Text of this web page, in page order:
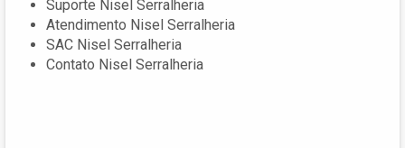
Suporte Nisel Serralheria
Atendimento Nisel Serralheria
SAC Nisel Serralheria
Contato Nisel Serralheria